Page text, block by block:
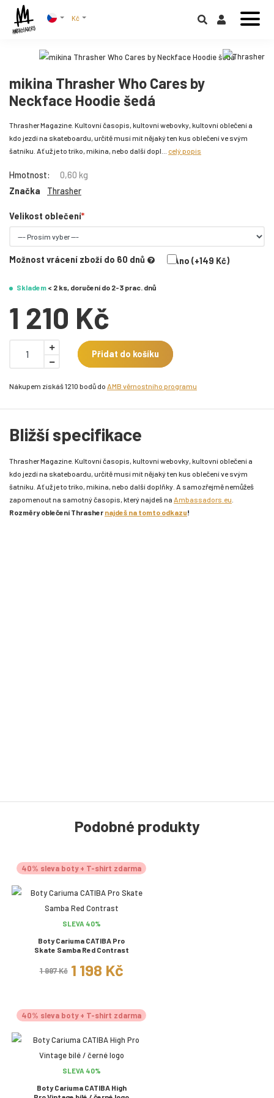
Kč
mikina Thrasher Who Cares by
Neckface Hoodie šedá
Thrasher Magazine. Kultovní časopis, kultovní webovky, kultovní oblečení a
kdo jezdí na skateboardu, určitě musí mít nějaký ten kus oblečení ve svým
šatníku. Ať už je to triko, mikina, nebo další dopl... celý popis
Hmotnost:
0,60 kg
Značka
Thrasher
Velikost oblečení
Možnost vrácení zboží do 60 dnů Ano (+149 Kč)
Skladem < 2 ks, doručení do 2-3 prac. dnů
1 210 Kč
Přidat do košíku
Nákupem získáš 1210 bodů do AMB věrnostního programu
Bližší specifikace
Thrasher Magazine. Kultovní časopis, kultovní webovky, kultovní oblečení a
kdo jezdí na skateboardu, určitě musí mít nějaký ten kus oblečení ve svým
šatníku. Ať už je to triko, mikina, nebo další doplňky. A samozřejmě nemůžeš
zapomenout na samotný časopis, který najdeš na Ambassadors.eu
Rozměry oblečení Thrasher najdeš na tomto odkazu!
Podobné produkty
40% sleva boty + T-shirt zdarma
SLEVA 40%
Boty Cariuma CATIBA Pro
Skate Samba Red Contrast
1 997 Kč 1 198 Kč
40% sleva boty + T-shirt zdarma
SLEVA 40%
Boty Cariuma CATIBA High